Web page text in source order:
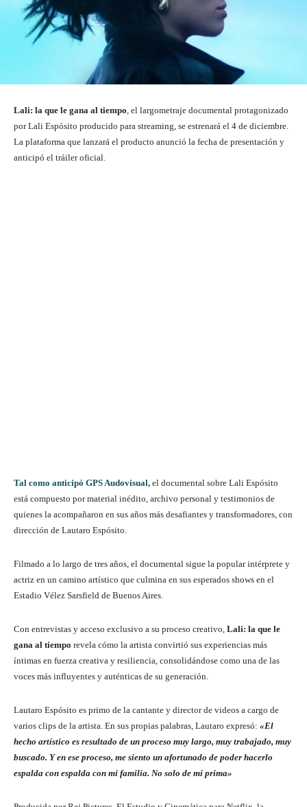
Lali: la que le gana al tiempo , el largometraje documental protagonizado
por Lali Espósito producido para streaming, se estrenará el 4 de diciembre.
La plataforma que lanzará el producto anunció la fecha de presentación y
anticipó el tráiler oficial.
Tal como anticipó GPS Audovisual, el documental sobre Lali Espósito
está compuesto por material inédito, archivo personal y testimonios de
quienes la acompañaron en sus años más desafiantes y transformadores, con
dirección de Lautaro Espósito.
Filmado a lo largo de tres años, el documental sigue la popular intérprete y
actriz en un camino artístico que culmina en sus esperados shows en el
Estadio Vélez Sarsfield de Buenos Aires.
Con entrevistas y acceso exclusivo a su proceso creativo, Lali: la que le
gana al tiempo revela cómo la artista convirtió sus experiencias más
íntimas en fuerza creativa y resiliencia, consolidándose como una de las
voces más influyentes y auténticas de su generación.
Lautaro Espósito es primo de la cantante y director de videos a cargo de
varios clips de la artista. En sus propias palabras, Lautaro expresó: «El
hecho artístico es resultado de un proceso muy largo, muy trabajado, muy
buscado. Y en ese proceso, me siento un afortunado de poder hacerlo
espalda con espalda con mi familia. No solo de mi prima»